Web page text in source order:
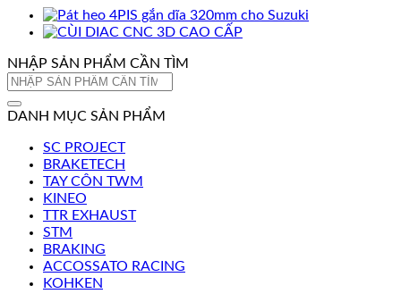
NHẬP SẢN PHẨM CẦN TÌM
Tìm
DANH MỤC SẢN PHẨM
SC PROJECT
BRAKETECH
TAY CÔN TWM
KINEO
TTR EXHAUST
STM
BRAKING
ACCOSSATO RACING
KOHKEN